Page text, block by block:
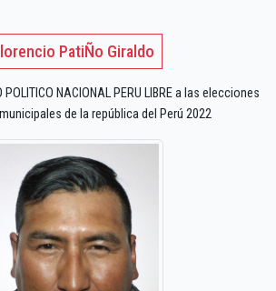
PatiÑo Giraldo
NACIONAL PERU LIBRE a las elecciones
de la república del Perú 2022